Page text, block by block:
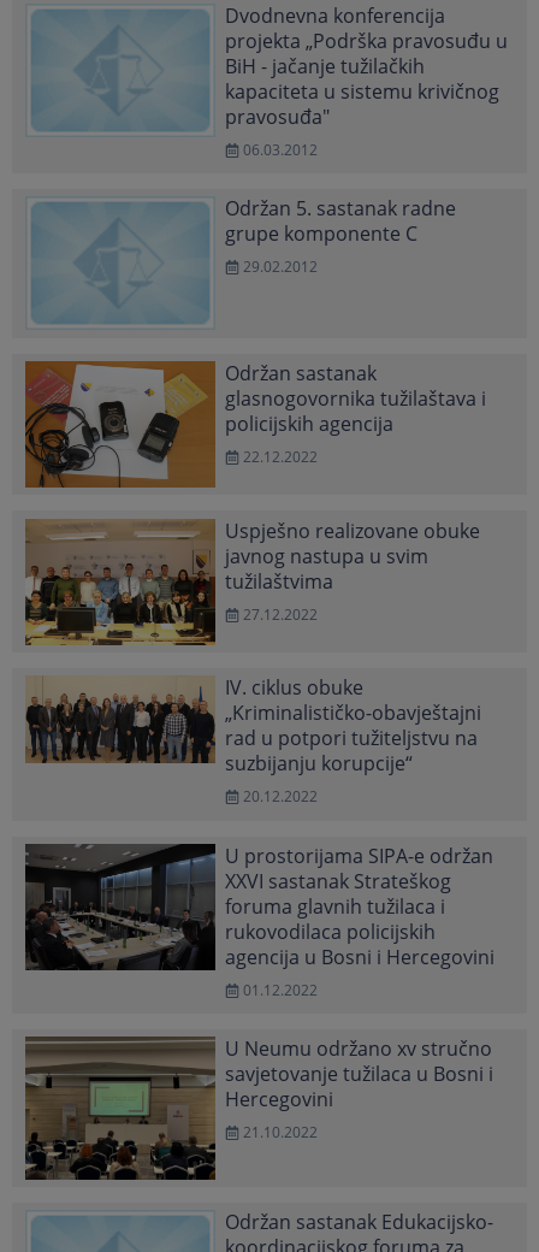
Dvodnevna konferencija
projekta „Podrška pravosuđu u
BiH - jačanje tužilačkih
kapaciteta u sistemu krivičnog
pravosuđa"
06.03.2012
Održan 5. sastanak radne
grupe komponente C
29.02.2012
Održan sastanak
glasnogovornika tužilaštava i
policijskih agencija
22.12.2022
Uspješno realizovane obuke
javnog nastupa u svim
tužilaštvima
27.12.2022
IV. ciklus obuke
„Kriminalističko-obavještajni
rad u potpori tužiteljstvu na
suzbijanju korupcije“
20.12.2022
U prostorijama SIPA-e održan
XXVI sastanak Strateškog
foruma glavnih tužilaca i
rukovodilaca policijskih
agencija u Bosni i Hercegovini
01.12.2022
U Neumu održano xv stručno
savjetovanje tužilaca u Bosni i
Hercegovini
21.10.2022
Održan sastanak Edukacijsko-